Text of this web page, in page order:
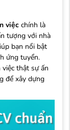
việc chính là
tượng với nhà
bạn nổi bật
ứng tuyển.
thật sự ấn
để xây dựng